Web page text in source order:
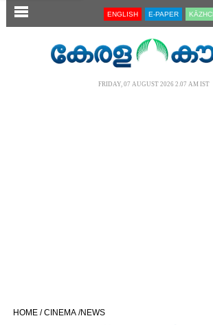
SECTIONS ENGLISH E-PAPER
FRIDAY, 07 AUGUST 2026 2.07 AM IST
HOME /CINEMA /NEWS